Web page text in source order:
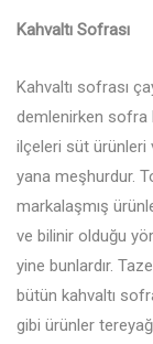
Kahvaltı Sofrası
Kahvaltı sofrası
demlenirken sofra
ilçeleri süt ürünleri
yana meşhurdur.
markalaşmış
ve bilinir olduğu
yine bunlardır.
bütün kahvaltı
gibi ürünler